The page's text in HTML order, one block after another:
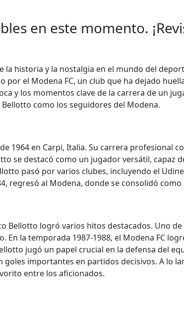
en este momento.
historia y la nostalgia en el mundo del
el Modena FC, un club que ha dejado
y los momentos clave de la carrera de un
como los seguidores del Modena.
1964 en Carpi, Italia. Su carrera profesional
se destacó como un jugador versátil, capaz
pasó por varios clubes, incluyendo el
regresó al Modena, donde se consolidó
Bellotto logró varios hitos destacados. Uno
En la temporada 1987-1988, el Modena FC
jugó un papel crucial en la defensa del
importantes en partidos decisivos. A lo
entre los aficionados.